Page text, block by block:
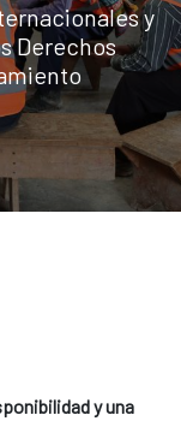
y
Derechos
y una